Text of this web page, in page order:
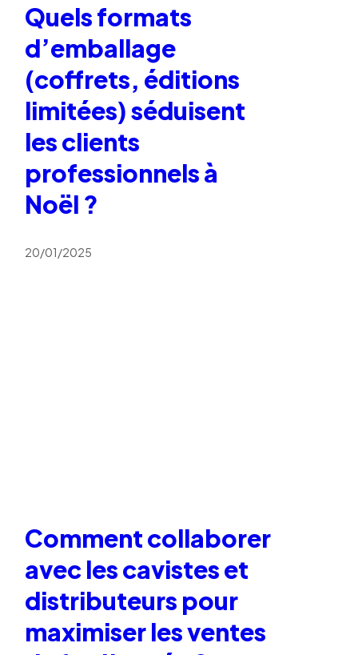
Quels formats
d’emballage
(coffrets, éditions
limitées) séduisent
les clients
professionnels à
Noël ?
20/01/2025
Comment collaborer
avec les cavistes et
distributeurs pour
maximiser les ventes